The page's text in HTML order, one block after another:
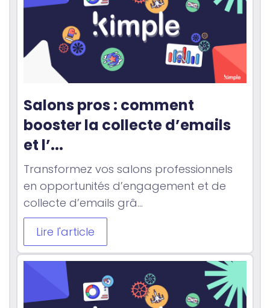
Salons pros : comment
booster la collecte d’emails
et l’...
Transformez vos salons professionnels
en opportunités d’engagement et de
collecte d’emails grâ...
Lire l'article